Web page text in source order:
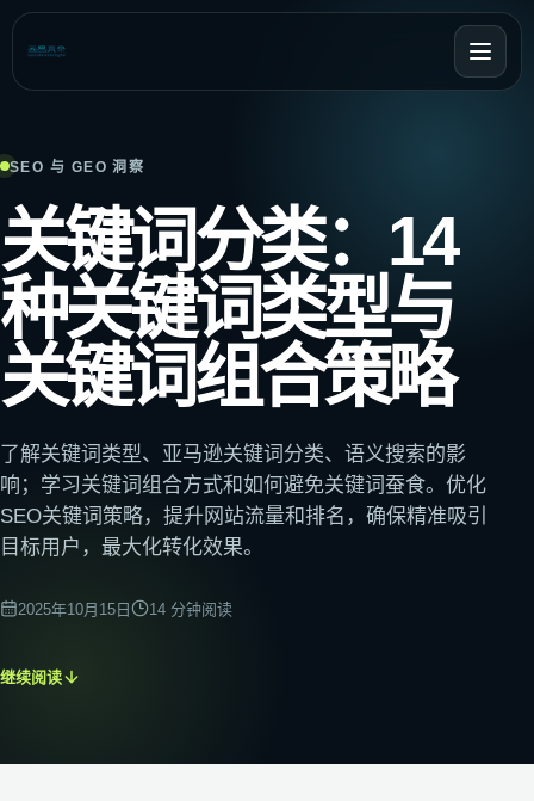
SEO 与 GEO 洞察
关键词分类：14
种关键词类型与
关键词组合策略
了解关键词类型、亚马逊关键词分类、语义搜索的影
响；学习关键词组合方式和如何避免关键词蚕食。优化
SEO关键词策略，提升网站流量和排名，确保精准吸引
目标用户，最大化转化效果。
2025年10月15日 14 分钟阅读
继续阅读